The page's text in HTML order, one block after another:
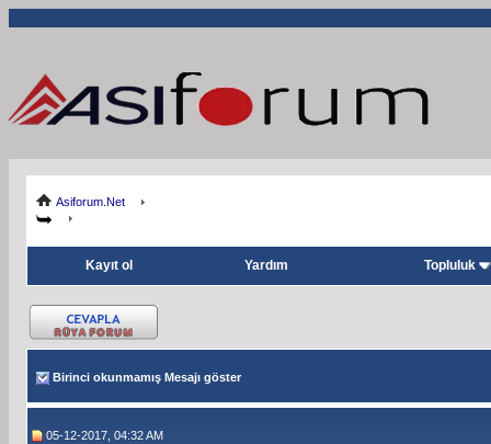
Asiforum.Net
Kayıt ol Yardım Topluluk
Birinci okunmamış Mesajı göster
05-12-2017, 04:32 AM